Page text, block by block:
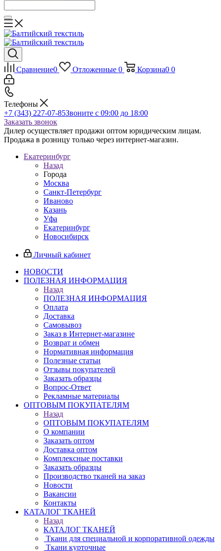
Сравнение0 Отложенные 0 Корзина0 0
Телефоны
+7 (343) 227-07-85Звоните с 09:00 до 18:00
Заказать звонок
Дилер осуществляет продажи оптом юридическим лицам.
Продажа в розницу только через интернет-магазин.
Екатеринбург
Назад
Города
Москва
Санкт-Петербург
Иваново
Казань
Уфа
Екатеринбург
Новосибирск
Личный кабинет
НОВОСТИ
ПОЛЕЗНАЯ ИНФОРМАЦИЯ
Назад
ПОЛЕЗНАЯ ИНФОРМАЦИЯ
Оплата
Доставка
Самовывоз
Заказ в Интернет-магазине
Возврат и обмен
Нормативная информация
Полезные статьи
Отзывы покупателей
Заказать образцы
Вопрос-Ответ
Рекламные материалы
ОПТОВЫМ ПОКУПАТЕЛЯМ
Назад
ОПТОВЫМ ПОКУПАТЕЛЯМ
О компании
Заказать оптом
Доставка оптом
Комплексные поставки
Заказать образцы
Производство тканей на заказ
Новости
Вакансии
Контакты
КАТАЛОГ ТКАНЕЙ
Назад
КАТАЛОГ ТКАНЕЙ
Ткани для специальной и корпоративной одежды
Ткани курточные